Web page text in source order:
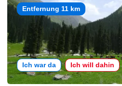
Entfernung 11 km
Ich war da Ich will dahin